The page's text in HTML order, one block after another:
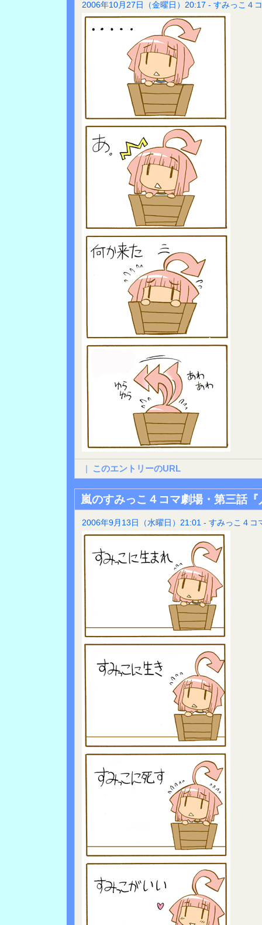
2006年10月27日（金曜日）20:17 - すみっこ４
| このエントリーのURL
嵐のすみっこ４コマ劇場・第三話
2006年9月13日（水曜日）21:01 - すみっこ４コ